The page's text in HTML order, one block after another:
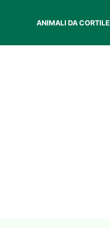
ANIMALI DA CORTILE